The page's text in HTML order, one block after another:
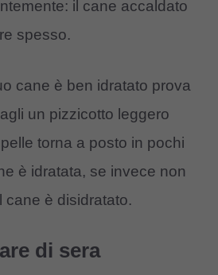
il cane accaldato
spesso.
cane è ben idratato prova
un pizzicotto leggero
torna a posto in pochi
è idratata, se invece non
cane è disidratato.
di sera